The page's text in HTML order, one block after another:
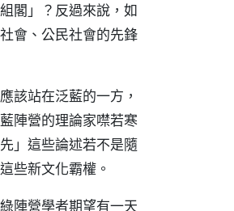
閣」？反過來說，如
會、公民社會的先鋒
該站在泛藍的一方，
陣營的理論家噤若寒
」這些論述若不是隨
些新文化霸權。
陣營學者期望有一天